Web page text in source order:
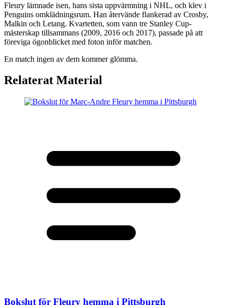
Fleury lämnade isen, hans sista uppvärmning i NHL, och klev i
Penguins omklädningsrum. Han återvände flankerad av Crosby,
Malkin och Letang. Kvartetten, som vann tre Stanley Cup-
mästerskap tillsammans (2009, 2016 och 2017), passade på att
föreviga ögonblicket med foton inför matchen.
En match ingen av dem kommer glömma.
Relaterat Material
Bokslut för Fleury hemma i Pittsburgh